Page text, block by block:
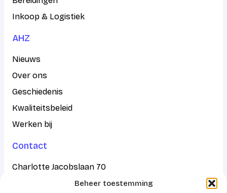
Beheer toestemming
Inkoop & Logistiek
AHZ
Nieuws
Over ons
Geschiedenis
Kwaliteitsbeleid
Werken bij
Contact
Charlotte Jacobslaan 70
2545 AB Den Haag